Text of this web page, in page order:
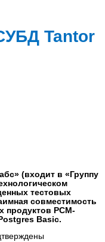
Tantor
(входит в «Группу
тестовых
совместимость
продуктов РСМ-
Basic.